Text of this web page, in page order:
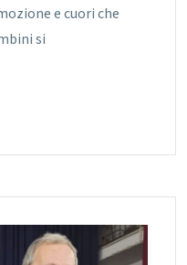
e cuori che
si